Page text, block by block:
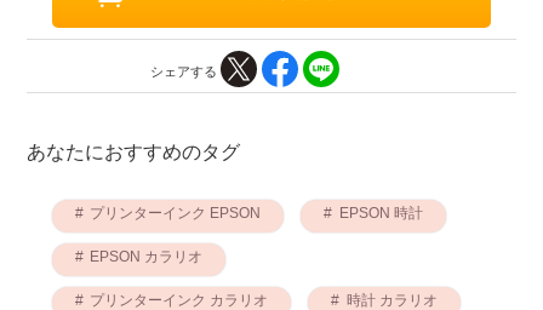
シェアする
あなたにおすすめのタグ
プリンターインク EPSON EPSON 時計
EPSON カラリオ
プリンターインク カラリオ 時計 カラリオ